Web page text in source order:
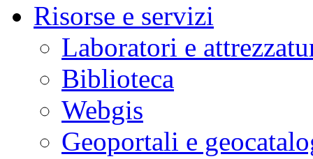
Risorse e servizi
Laboratori e
Biblioteca
Webgis
Geoportali e